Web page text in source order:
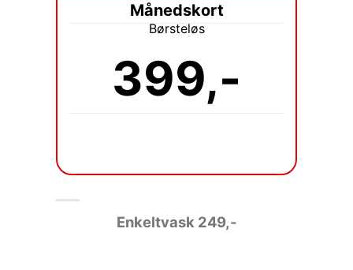
Månedskort
Børsteløs
399,-
Enkeltvask 249,-